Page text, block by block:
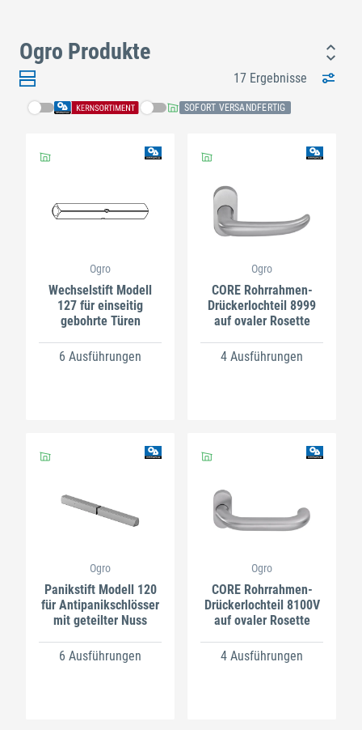
Ogro Produkte
17 Ergebnisse
SOFORT VERSANDFERTIG
Ogro
Wechselstift Modell
127 für einseitig
gebohrte Türen
6 Ausführungen
Ogro
CORE Rohrrahmen-
Drückerlochteil 8999
auf ovaler Rosette
4 Ausführungen
Ogro
Panikstift Modell 120
für Antipanikschlösser
mit geteilter Nuss
6 Ausführungen
Ogro
CORE Rohrrahmen-
Drückerlochteil 8100V
auf ovaler Rosette
4 Ausführungen